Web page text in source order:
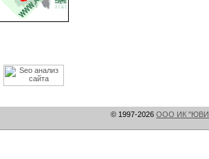
© 1997-2026 ООО ИК